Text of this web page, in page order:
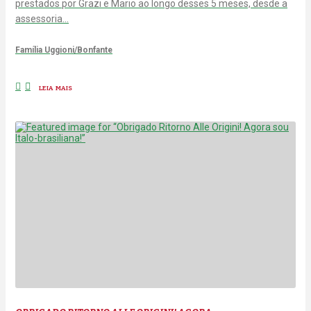
prestados por Grazi e Mario ao longo desses 5 meses, desde a
assessoria…
Família Uggioni/Bonfante
LEIA MAIS